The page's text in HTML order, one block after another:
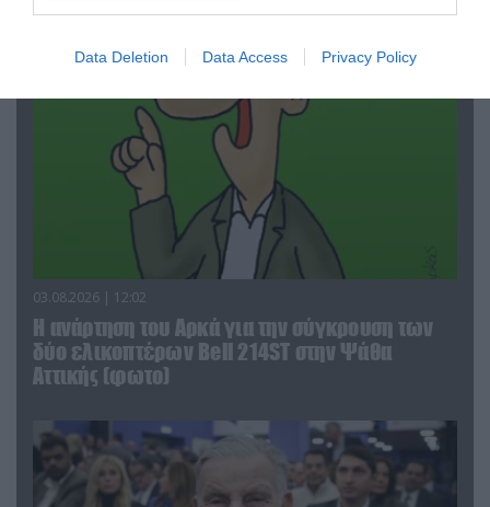
Data Deletion Data Access Privacy Policy
03.08.2026 | 12:02
Η ανάρτηση του Αρκά για την σύγκρουση των
δύο ελικοπτέρων Bell 214ST στην Ψάθα
Αττικής (φωτο)